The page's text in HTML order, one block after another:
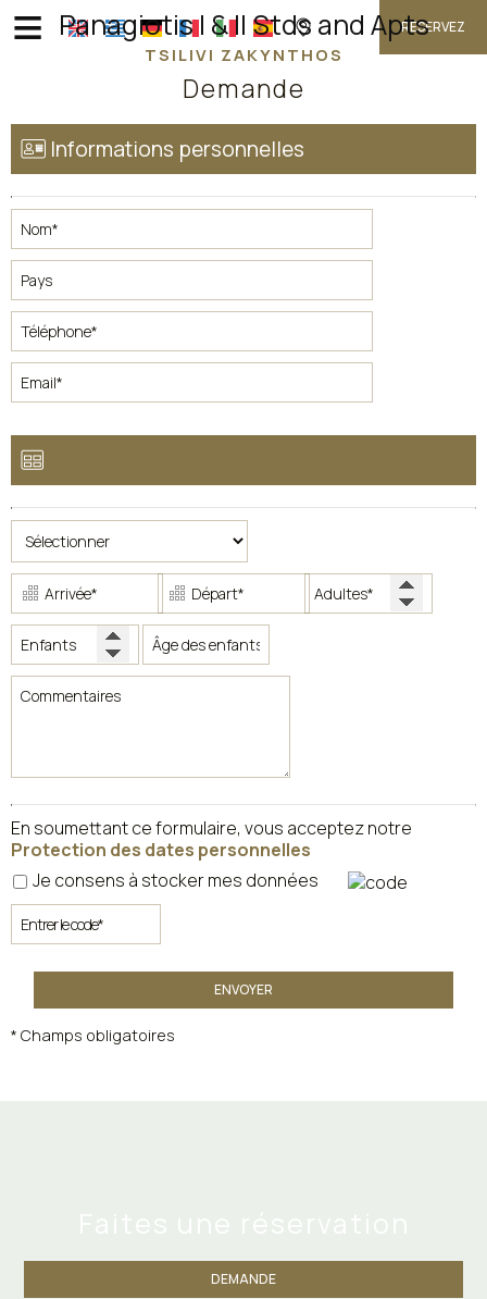
Panagiotis I & II Stds and Apts
TSILIVI ZAKYNTHOS
≡ RESERVEZ
EMPLACEMENT
HÉBERGEMENT
INSTALLATIONS
GALERIE PHOTO
DEMANDE
CONTACT
Demande
Informations personnelles
En soumettant ce formulaire, vous acceptez notre
Protection des dates personnelles
Je consens à stocker mes données
ENVOYER
* Champs obligatoires
DEMANDE